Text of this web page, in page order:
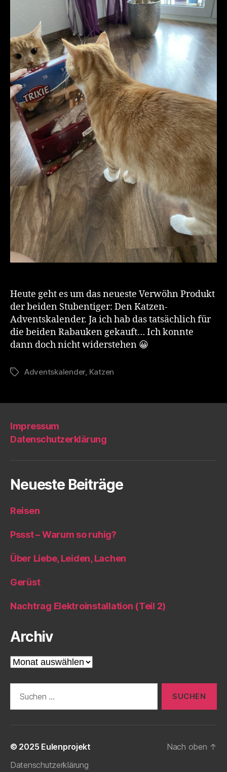
Heute geht es um das neueste Verwöhn Produkt
der beiden Stubentiger: Den Katzen-
Adventskalender. Ja ich hab das tatsächlich für
die beiden Rabauken gekauft… Ich konnte
dann doch nicht widerstehen 😀
Schlagwörter
Adventskalender, Katzen
Impressum
Datenschutzerklärung
Neueste Beiträge
Reisen
Pssst – Warum so ruhig?
Über Liebe, Leiden, Lachen
Gerüst
Nachtrag Elektroinstallation (Teil 2)
Archiv
Archiv
nach:
© 2025 Eulenprojekt
Datenschutzerklärung
Nach oben ↑